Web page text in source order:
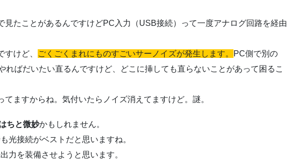
見たことがあるんですけどPC入力（USB接続）って一度アナログ回路を経由
すけど、
ごくごくまれにものすごいサーノイズが発生します。
PC側で別の
ればだいたい直るんですけど、どこに挿しても直らないことがあって困るこ
てますからね。気付いたらノイズ消えてますけど。謎。
ちと微妙かもしれません。
光接続がベストだと思いますね。
力を装備させようと思います。